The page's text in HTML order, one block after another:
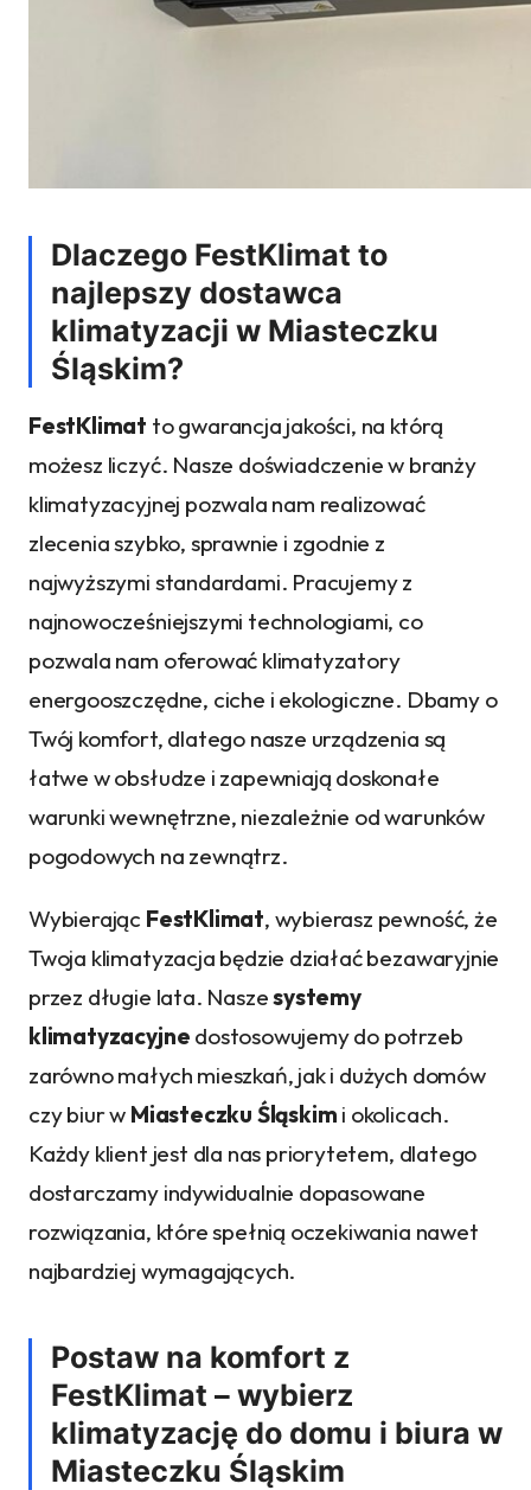
Dlaczego FestKlimat to
najlepszy dostawca
klimatyzacji w Miasteczku
Śląskim?
FestKlimat to gwarancja jakości, na którą
możesz liczyć. Nasze doświadczenie w branży
klimatyzacyjnej pozwala nam realizować
zlecenia szybko, sprawnie i zgodnie z
najwyższymi standardami. Pracujemy z
najnowocześniejszymi technologiami, co
pozwala nam oferować klimatyzatory
energooszczędne, ciche i ekologiczne. Dbamy o
Twój komfort, dlatego nasze urządzenia są
łatwe w obsłudze i zapewniają doskonałe
warunki wewnętrzne, niezależnie od warunków
pogodowych na zewnątrz.
Wybierając FestKlimat, wybierasz pewność, że
Twoja klimatyzacja będzie działać bezawaryjnie
przez długie lata. Naszesystemy
klimatyzacyjne dostosowujemy do potrzeb
zarówno małych mieszkań, jak i dużych domów
czy biur w Miasteczku Śląskim i okolicach.
Każdy klient jest dla nas priorytetem, dlatego
dostarczamy indywidualnie dopasowane
rozwiązania, które spełnią oczekiwania nawet
najbardziej wymagających.
Postaw na komfort z
FestKlimat – wybierz
klimatyzację do domu i biura w
Miasteczku Śląskim